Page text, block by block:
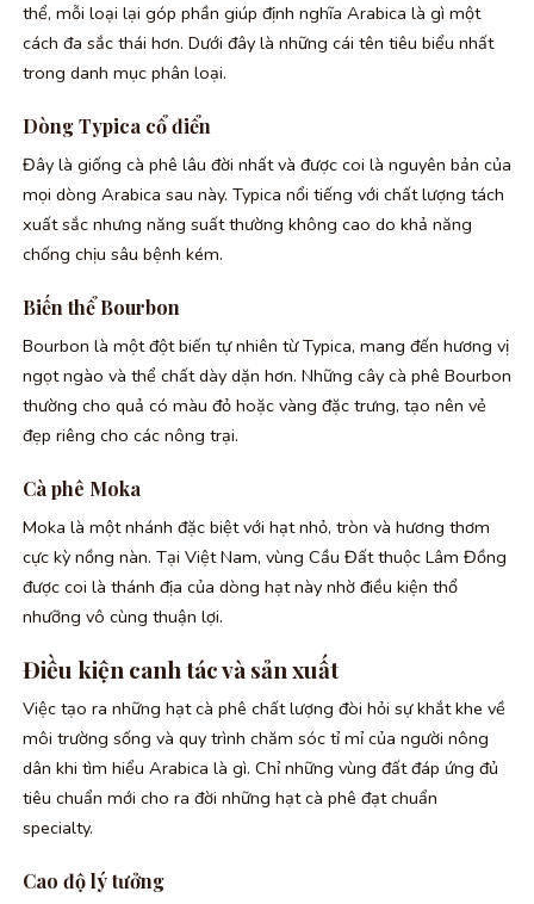
thể, mỗi loại lại góp phần giúp định nghĩa Arabica là gì một
cách đa sắc thái hơn. Dưới đây là những cái tên tiêu biểu nhất
trong danh mục phân loại.
Dòng Typica cổ điển
Đây là giống cà phê lâu đời nhất và được coi là nguyên bản của
mọi dòng Arabica sau này. Typica nổi tiếng với chất lượng tách
xuất sắc nhưng năng suất thường không cao do khả năng
chống chịu sâu bệnh kém.
Biến thể Bourbon
Bourbon là một đột biến tự nhiên từ Typica, mang đến hương vị
ngọt ngào và thể chất dày dặn hơn. Những cây cà phê Bourbon
thường cho quả có màu đỏ hoặc vàng đặc trưng, tạo nên vẻ
đẹp riêng cho các nông trại.
Cà phê Moka
Moka là một nhánh đặc biệt với hạt nhỏ, tròn và hương thơm
cực kỳ nồng nàn. Tại Việt Nam, vùng Cầu Đất thuộc Lâm Đồng
được coi là thánh địa của dòng hạt này nhờ điều kiện thổ
nhưỡng vô cùng thuận lợi.
Điều kiện canh tác và sản xuất
Việc tạo ra những hạt cà phê chất lượng đòi hỏi sự khắt khe về
môi trường sống và quy trình chăm sóc tỉ mỉ của người nông
dân khi tìm hiểu Arabica là gì. Chỉ những vùng đất đáp ứng đủ
tiêu chuẩn mới cho ra đời những hạt cà phê đạt chuẩn
specialty.
Cao độ lý tưởng